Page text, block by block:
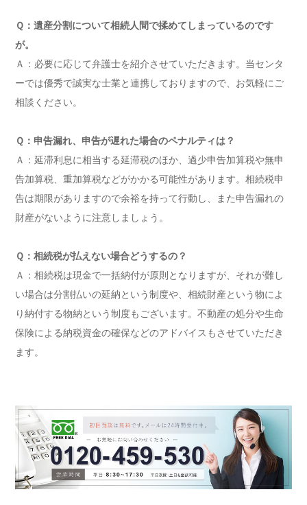
Ｑ：遺産分割について相続人間で揉めてしまっているのです
が。
Ａ：必要に応じて弁護士を紹介させていただきます。当センタ
ーでは優秀で誠実な士業と連携しておりますので、お気軽にご
相談ください。
Ｑ：申告漏れ、申告が遅れた場合のペナルティは？
Ａ：延滞利息に相当する延滞税のほか、過少申告加算税や無申
告加算税、重加算税などがかかる可能性があります。相続税申
告は期限がありますので余裕を持って行動し、また申告漏れの
財産がないように注意しましょう。
Ｑ：相続税が払えない場合どうするの？
Ａ：相続税は現金で一括納付が原則となりますが、それが難し
い場合は分割払いの延納という制度や、相続財産という物によ
り納付する物納という制度もございます。不動産の処分や生命
保険による納税資金の確保などのアドバイスもさせていただき
ます。